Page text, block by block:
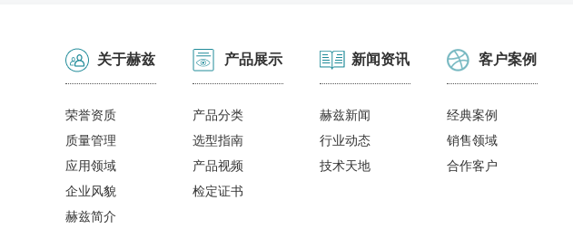
关于赫兹
荣誉资质
质量管理
应用领域
企业风貌
赫兹简介
产品展示
产品分类
选型指南
产品视频
检定证书
新闻资讯
赫兹新闻
行业动态
技术天地
客户案例
经典案例
销售领域
合作客户